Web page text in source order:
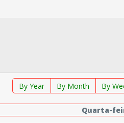
By Year By Month By
Quarta-